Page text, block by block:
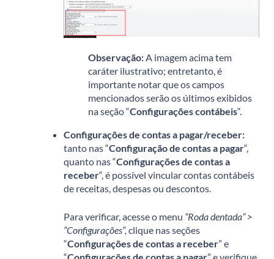
Observação:A imagem acima tem
caráter ilustrativo; entretanto, é
importante notar que os campos
mencionados serão os últimos exibidos
na seção “Configurações contábeis“.
Configurações de contas a pagar/receber:
tanto nas “Configuração de contas a pagar“,
quanto nas “Configurações de contas a
receber“, é possível vincular contas contábeis
de receitas, despesas ou descontos.
Para verificar, acesse o menu “Roda dentada” >
“Configurações”, clique nas seções
“Configurações de contas a receber” e